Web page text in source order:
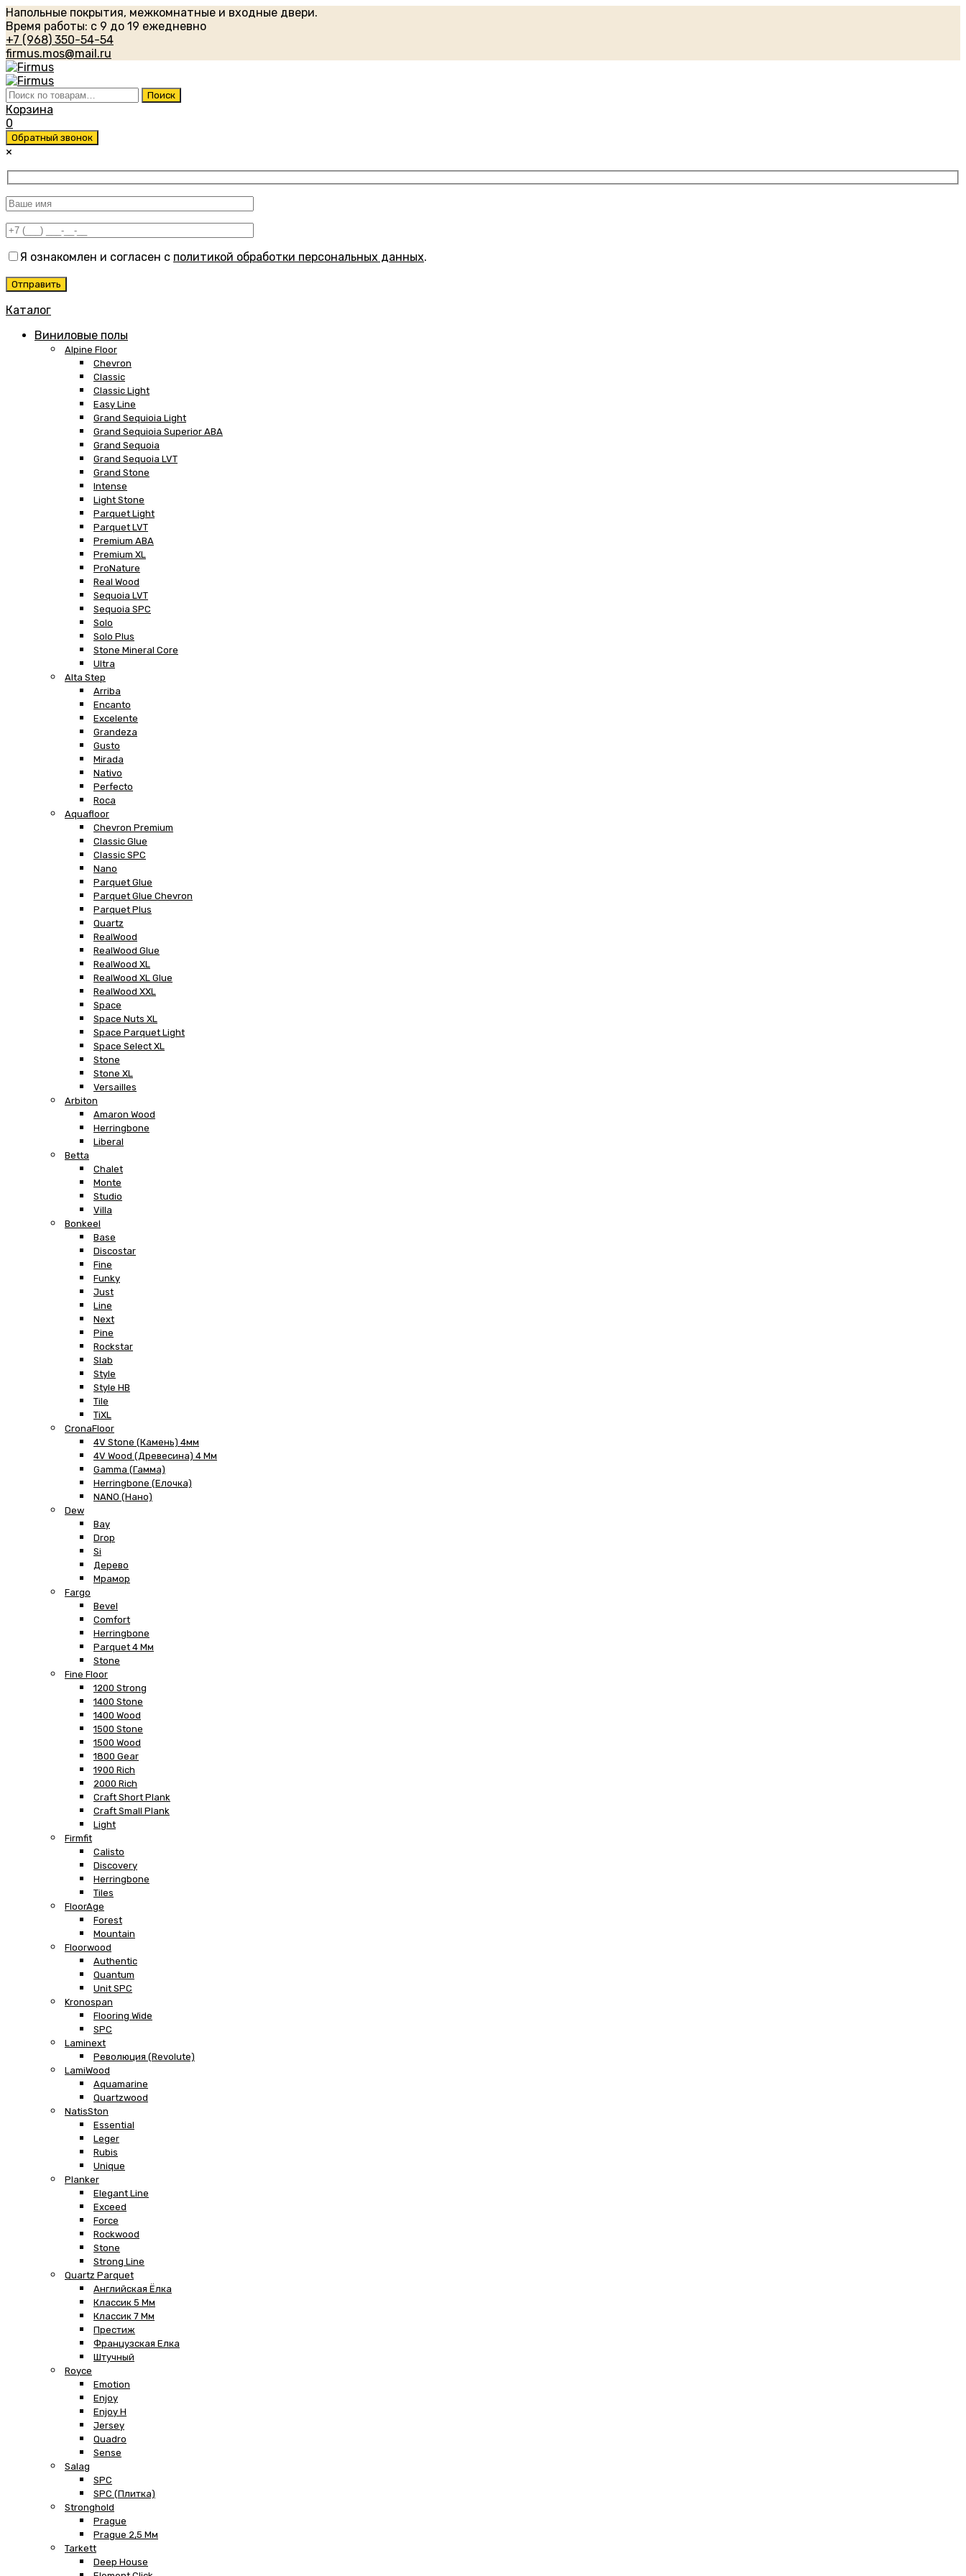
Напольные покрытия, межкомнатные и входные двери.
Время работы: с 9 до 19 ежедневно
+7 (968) 350-54-54
firmus.mos@mail.ru
Искать: Поиск
Корзина
0
Обратный звонок
×
Я ознакомлен и согласен с политикой обработки персональных данных.
Каталог
Виниловые полы
Alpine Floor
Chevron
Classic
Classic Light
Easy Line
Grand Sequioia Light
Grand Sequioia Superior ABA
Grand Sequoia
Grand Sequoia LVT
Grand Stone
Intense
Light Stone
Parquet Light
Parquet LVT
Premium ABA
Premium XL
ProNature
Real Wood
Sequoia LVT
Sequoia SPC
Solo
Solo Plus
Stone Mineral Core
Ultra
Alta Step
Arriba
Encanto
Excelente
Grandeza
Gusto
Mirada
Nativo
Perfecto
Roca
Aquafloor
Chevron Premium
Classic Glue
Classic SPC
Nano
Parquet Glue
Parquet Glue Chevron
Parquet Plus
Quartz
RealWood
RealWood Glue
RealWood XL
RealWood XL Glue
RealWood XXL
Space
Space Nuts XL
Space Parquet Light
Space Select XL
Stone
Stone XL
Versailles
Arbiton
Amaron Wood
Herringbone
Liberal
Betta
Chalet
Monte
Studio
Villa
Bonkeel
Base
Discostar
Fine
Funky
Just
Line
Next
Pine
Rockstar
Slab
Style
Style HB
Tile
TiXL
CronaFloor
4V Stone (Камень) 4мм
4V Wood (Древесина) 4 Мм
Gamma (Гамма)
Herringbone (Елочка)
NANO (Нано)
Dew
Bay
Drop
Si
Дерево
Мрамор
Fargo
Bevel
Comfort
Herringbone
Parquet 4 Мм
Stone
Fine Floor
1200 Strong
1400 Stone
1400 Wood
1500 Stone
1500 Wood
1800 Gear
1900 Rich
2000 Rich
Craft Short Plank
Craft Small Plank
Light
Firmfit
Calisto
Discovery
Herringbone
Tiles
FloorAge
Forest
Mountain
Floorwood
Authentic
Quantum
Unit SPC
Kronospan
Flooring Wide
SPC
Laminext
Революция (Revolute)
LamiWood
Aquamarine
Quartzwood
NatisSton
Essential
Leger
Rubis
Unique
Planker
Elegant Line
Exceed
Force
Rockwood
Stone
Strong Line
Quartz Parquet
Английская Ёлка
Классик 5 Мм
Классик 7 Мм
Престиж
Французская Елка
Штучный
Royce
Emotion
Enjoy
Enjoy H
Jersey
Quadro
Sense
Salag
SPC
SPC (плитка)
Stronghold
Prague
Prague 2,5 Мм
Tarkett
Deep House